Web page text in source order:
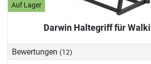
Auf Lager
Darwin Haltegriff für
Bewertungen (12)